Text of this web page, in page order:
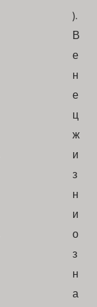
).
В
е
н
е
ц
ж
и
з
н
и
о
з
н
а